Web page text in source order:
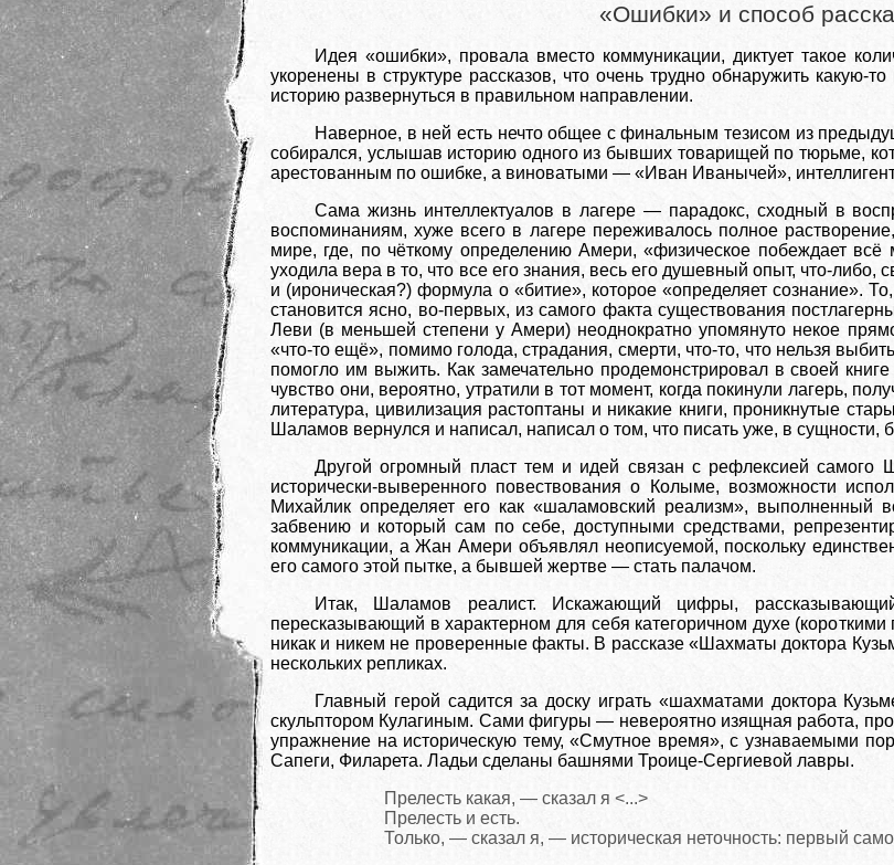
«Ошибки» и способ
Идея «ошибки», провала вместо коммуникации, диктует такое
укоренены в структуре рассказов, что очень трудно обнаружить какую-
историю развернуться в правильном направлении.
Наверное, в ней есть нечто общее с финальным тезисом из
собирался, услышав историю одного из бывших товарищей по тюрьме,
арестованным по ошибке, а виноватыми — «Иван Иванычей»,
Сама жизнь интеллектуалов в лагере — парадокс, сходный в
воспоминаниям, хуже всего в лагере переживалось полное
мире, где, по чёткому определению Амери, «физическое побеждает
уходила вера в то, что все его знания, весь его душевный опыт, что-либо,
и (ироническая?) формула о «битие», которое «определяет сознание».
становится ясно, во-первых, из самого факта существования
Леви (в меньшей степени у Амери) неоднократно упомянуто некое
«что-то ещё», помимо голода, страдания, смерти, что-то, что нельзя
помогло им выжить. Как замечательно продемонстрировал в своей
чувство они, вероятно, утратили в тот момент, когда покинули лагерь,
литература, цивилизация растоптаны и никакие книги, проникнутые
Шаламов вернулся и написал, написал о том, что писать уже, в сущности,
Другой огромный пласт тем и идей связан с рефлексией самого
исторически-выверенного повествования о Колыме, возможности
Михайлик определяет его как «шаламовский реализм», выполненный
забвению и который сам по себе, доступными средствами,
коммуникации, а Жан Амери объявлял неописуемой, поскольку
его самого этой пытке, а бывшей жертве — стать палачом.
Итак, Шаламов реалист. Искажающий цифры,
пересказывающий в характерном для себя категоричном духе
никак и никем не проверенные факты. В рассказе «Шахматы доктора
нескольких репликах.
Главный герой садится за доску играть «шахматами доктора
скульптором Кулагиным. Сами фигуры — невероятно изящная работа,
упражнение на историческую тему, «Смутное время», с узнаваемыми
Сапеги, Филарета. Ладьи сделаны башнями Троице-Сергиевой лавры.
Прелесть какая, — сказал я <...>
Прелесть и есть.
Только, — сказал я, — историческая неточность: первый